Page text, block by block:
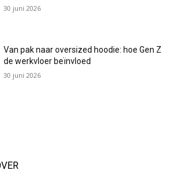
30 juni 2026
Van pak naar oversized hoodie: hoe Gen Z
de werkvloer beïnvloed
30 juni 2026